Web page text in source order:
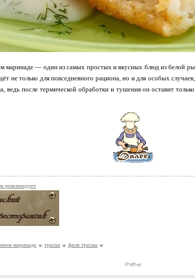
маринаде — один из самых простых и вкусных блюд из белой
не только для повседневного рациона, но и для особых
ведь после термической обработки и тушения он оставит
рекомендует
маринаде треска филе трески